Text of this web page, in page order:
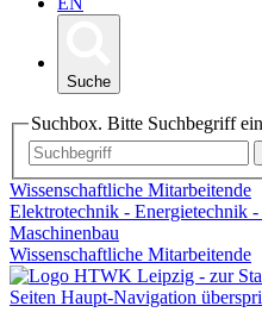
Suche
Suchbox. Bitte Suchbegriff
Wissenschaftliche Mitarbeitende
Elektrotechnik - Energietechnik
Maschinenbau
Wissenschaftliche Mitarbeitende
Seiten Haupt-Navigation